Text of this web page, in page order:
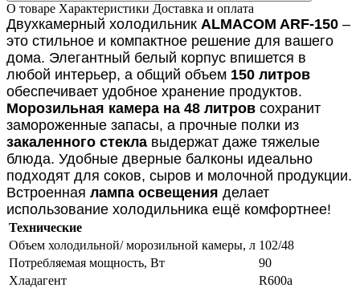
О товаре Характеристики Доставка и оплата
Двухкамерный холодильник ALMACOM ARF-150 –
это стильное и компактное решение для вашего
дома. Элегантный белый корпус впишется в
любой интерьер, а общий объем 150 литров
обеспечивает удобное хранение продуктов.
Морозильная камера на 48 литров сохранит
замороженные запасы, а прочные полки из
закаленного стекла выдержат даже тяжелые
блюда. Удобные дверные балконы идеально
подходят для соков, сыров и молочной продукции.
Встроенная лампа освещения делает
использование холодильника ещё комфортнее!
Технические
Объем холодильной/ морозильной камеры, л 102/48
Потребляемая мощность, Вт
90
Хладагент
R600a